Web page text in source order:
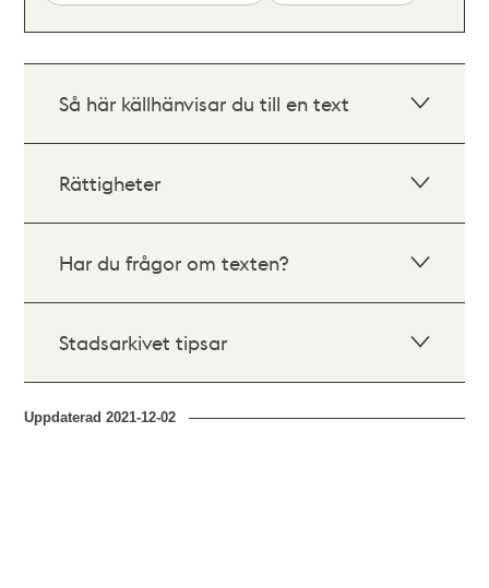
Så här källhänvisar du till en text
Rättigheter
Har du frågor om texten?
Stadsarkivet tipsar
Uppdaterad2021-12-02